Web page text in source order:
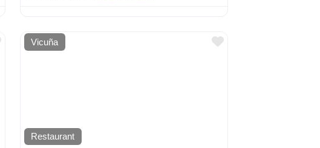
FavoritoVicuña
Restaurant
Favorito